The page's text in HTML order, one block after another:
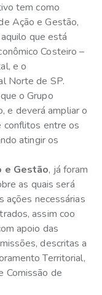
tem como
Ação e Gestão,
que está
Costeiro –
e o
Norte de SP.
o Grupo
e deverá ampliar o
conflitos entre os
atingir os
e Gestão, já foram
as quais será
ações necessárias
assim coo
apoio das
descritas a
Territorial,
Comissão de